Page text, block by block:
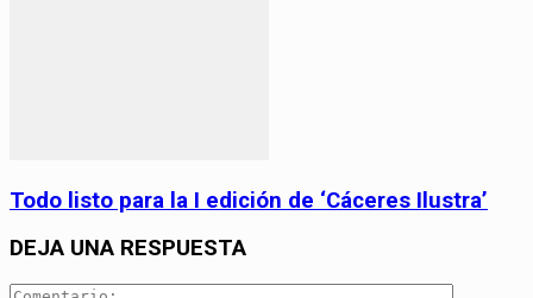
Todo listo para la I edición de ‘Cáceres Ilustra’
DEJA UNA RESPUESTA